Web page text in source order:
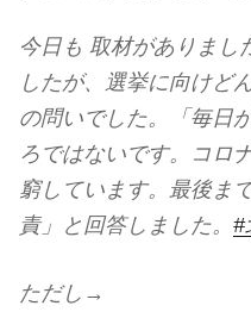
今日も 取材がありまし
したが、選挙に向けど
の問いでした。「毎日
ろではないです。コロ
窮しています。最後ま
責」と回答しました。 #
ただし→